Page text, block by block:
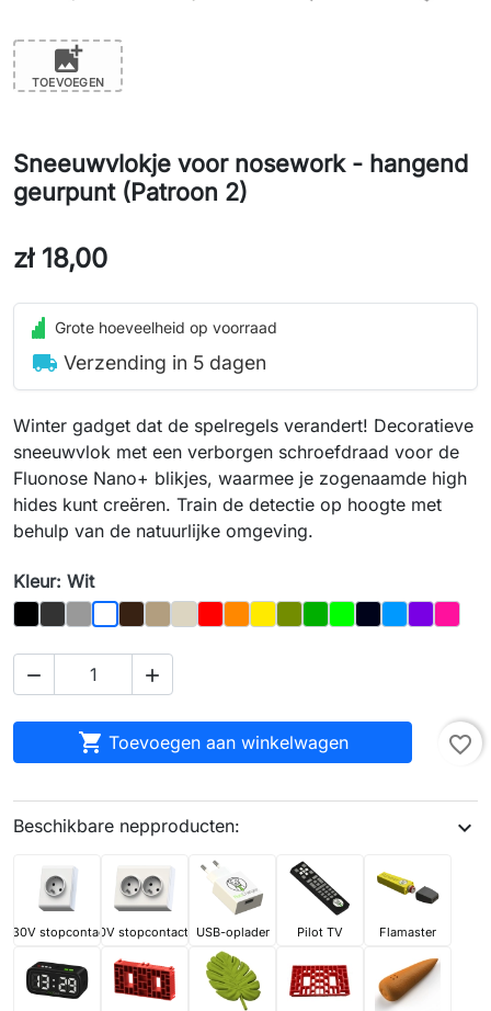
add_photo_alternate
TOEVOEGEN
Sneeuwvlokje voor nosework - hangend
geurpunt (Patroon 2)
zł 18,00
Grote hoeveelheid op voorraad
local_shipping Verzending in 5 dagen
Winter gadget dat de spelregels verandert! Decoratieve
sneeuwvlok met een verborgen schroefdraad voor de
Fluonose Nano+ blikjes, waarmee je zogenaamde high
hides kunt creëren. Train de detectie op hoogte met
behulp van de natuurlijke omgeving.
Kleur: Wit
ZwartGrafitGrijsWitBruin
EikBotRoodSinaasappel
GeelOliveDonker_Groen
Light_Green
Night_Sky
BlauwPaars
 
 Toevoegen aan winkelwagen favorite_border
Beschikbare nepproducten: expand_more
230V stopcontact230V stopcontact x2USB-oplader Pilot TV Flamaster